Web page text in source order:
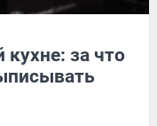
за что